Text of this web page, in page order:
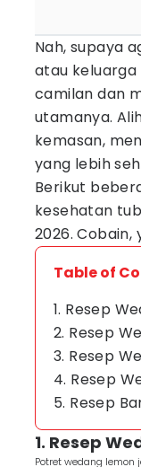
Nah, supaya
atau
camilan dan
utamanya.
kemasan,
yang lebih
Berikut
kesehatan
2026. Cobain,
Table of
1. Resep
2. Resep
3. Resep
4. Resep
5. Resep
1. Resep
Potret wedang lemon